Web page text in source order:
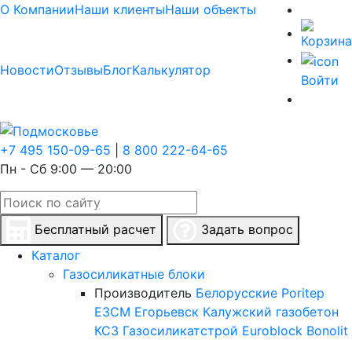
О КомпанииНаши клиентыНаши объекты
НовостиОтзывыБлогКалькулятор
Войти
+7 495 150-09-65
8 800 222-64-65
Пн - Сб 9:00 — 20:00
Бесплатный расчет
Задать вопрос
Каталог
Газосиликатные блоки
Производитель Белорусские Poritep
ЕЗСМ Егорьевск Калужский газобетон
КСЗ Газосиликатстрой Euroblock Bonolit